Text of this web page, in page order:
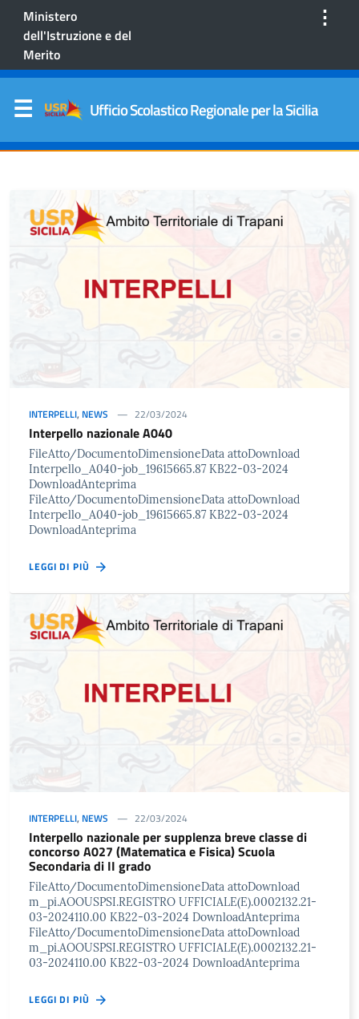
Ministero
dell'Istruzione e del
Merito
⋮
Ufficio Scolastico Regionale per la Sicilia
INTERPELLI, NEWS 22/03/2024
Interpello nazionale A040
FileAtto/DocumentoDimensioneData attoDownload
Interpello_A040-job_19615665.87 KB22-03-2024
DownloadAnteprima
FileAtto/DocumentoDimensioneData attoDownload
Interpello_A040-job_19615665.87 KB22-03-2024
DownloadAnteprima
LEGGI DI PIÙ
INTERPELLI, NEWS 22/03/2024
Interpello nazionale per supplenza breve classe di
concorso A027 (Matematica e Fisica) Scuola
Secondaria di II grado
FileAtto/DocumentoDimensioneData attoDownload
m_pi.AOOUSPSI.REGISTRO UFFICIALE(E).0002132.21-
03-2024110.00 KB22-03-2024 DownloadAnteprima
FileAtto/DocumentoDimensioneData attoDownload
m_pi.AOOUSPSI.REGISTRO UFFICIALE(E).0002132.21-
03-2024110.00 KB22-03-2024 DownloadAnteprima
LEGGI DI PIÙ